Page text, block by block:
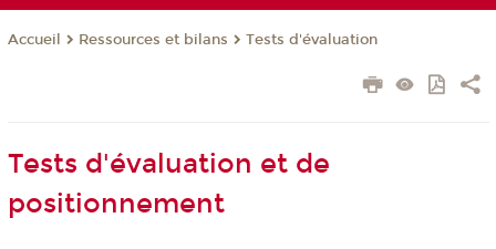
Accueil Ressources et bilans Tests d'évaluation
Tests d'évaluation et de
positionnement